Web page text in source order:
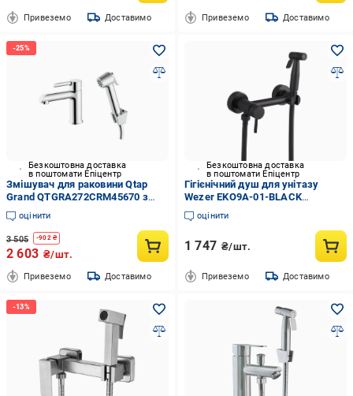
Привеземо Доставимо Привеземо Доставимо
Безкоштовна доставка
в поштомати Епіцентр
Змішувач для раковини Qtap
Grand QTGRA272CRM45670 з
гігієнічним душем Chrome
(QTGRA272CRM45670)
оцінити
3 505 -902₴
2 603 ₴/шт.
Привеземо Доставимо
Безкоштовна доставка
в поштомати Епіцентр
Гігієнічний душ для унітазу
Wezer EKO9A-01-BLACK
нержавіюча сталь Чорний
оцінити
1 747 ₴/шт.
Привеземо Доставимо